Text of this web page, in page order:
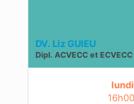
DV. Liz GUIEU
Dipl. ACVECC et ECVECC